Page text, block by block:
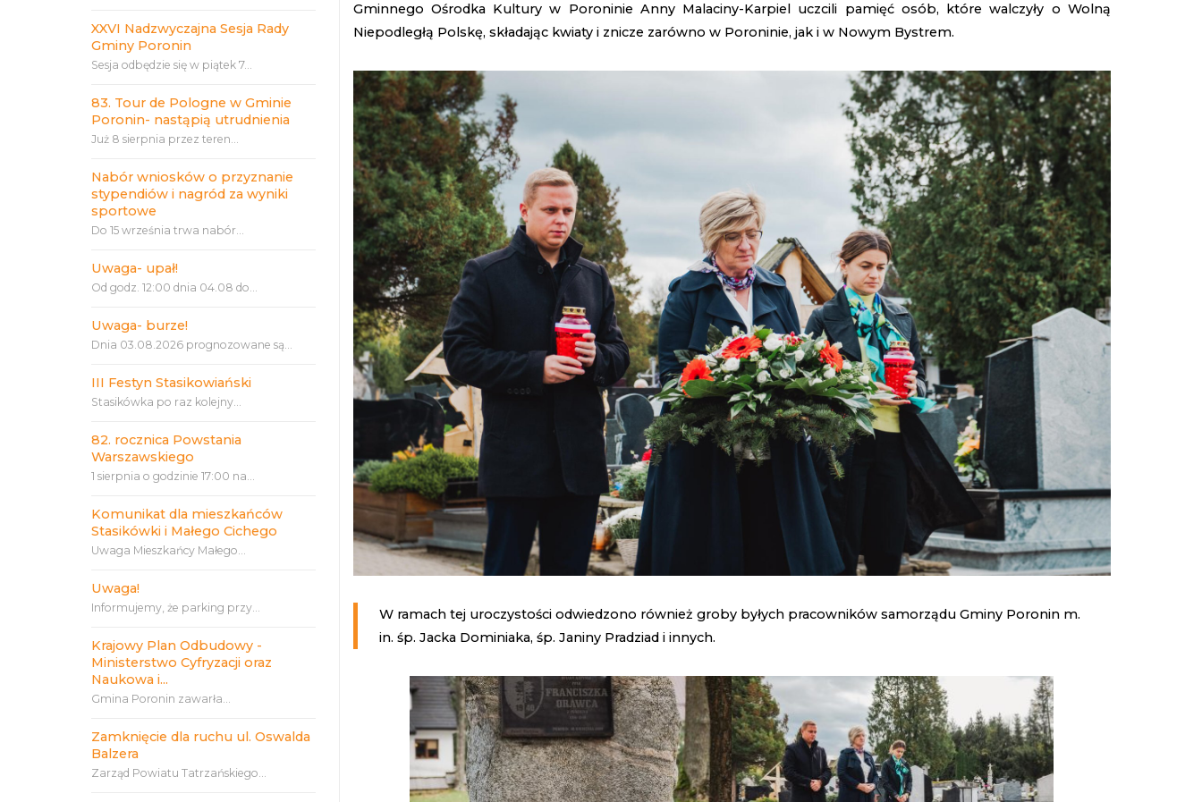
XXVI Nadzwyczajna Sesja Rady
Gminy Poronin
Sesja odbędzie się w piątek 7...
83. Tour de Pologne w Gminie
Poronin- nastąpią utrudnienia
Już 8 sierpnia przez teren...
Nabór wniosków o przyznanie
stypendiów i nagród za wyniki
sportowe
Do 15 września trwa nabór...
Uwaga- upał!
Od godz. 12:00 dnia 04.08 do...
Uwaga- burze!
Dnia 03.08.2026 prognozowane są...
III Festyn Stasikowiański
Stasikówka po raz kolejny...
82. rocznica Powstania
Warszawskiego
1 sierpnia o godzinie 17:00 na...
Komunikat dla mieszkańców
Stasikówki i Małego Cichego
Uwaga Mieszkańcy Małego...
Uwaga!
Informujemy, że parking przy...
Krajowy Plan Odbudowy -
Ministerstwo Cyfryzacji oraz
Naukowa i...
Gmina Poronin zawarła...
Zamknięcie dla ruchu ul. Oswalda
Balzera
Zarząd Powiatu Tatrzańskiego...
Gminnego Ośrodka Kultury w Poroninie Anny Malaciny-Karpiel uczcili pamięć osób, które walczyły o Wolną
Niepodległą Polskę, składając kwiaty i znicze zarówno w Poroninie, jak i w Nowym Bystrem.
W ramach tej uroczystości odwiedzono również groby byłych pracowników samorządu Gminy Poronin m.
in. śp. Jacka Dominiaka, śp. Janiny Pradziad i innych.